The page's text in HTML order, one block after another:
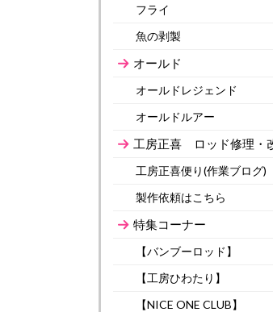
フライ
魚の剥製
オールド
オールドレジェンド
オールドルアー
工房正喜 ロッド修理・
工房正喜便り(作業ブログ)
製作依頼はこちら
特集コーナー
【バンブーロッド】
【工房ひわたり】
【NICE ONE CLUB】